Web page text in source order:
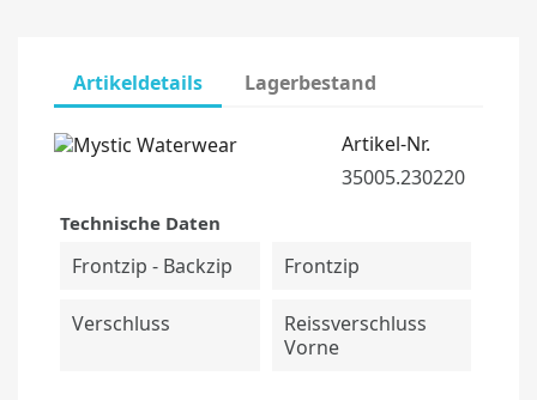
Artikeldetails Lagerbestand
Artikel-Nr.
35005.230220
Technische Daten
Frontzip - Backzip Frontzip
Verschluss
Reissverschluss
Vorne